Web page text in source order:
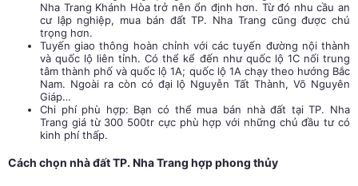
Nha Trang Khánh Hòa trở nên ổn định hơn. Từ đó nhu cầu an
cư lập nghiệp, mua bán đất TP. Nha Trang cũng được chú
trọng hơn.
Tuyến giao thông hoàn chỉnh với các tuyến đường nội thành
và quốc lộ liên tỉnh. Có thể kể đến như quốc lộ 1C nối trung
tâm thành phố và quốc lộ 1A; quốc lộ 1A chạy theo hướng Bắc
Nam. Ngoài ra còn có đại lộ Nguyễn Tất Thành, Võ Nguyên
Giáp…
Chi phí phù hợp: Bạn có thể mua bán nhà đất tại TP. Nha
Trang giá từ 300 500tr cực phù hợp với những chủ đầu tư có
kinh phí thấp.
Cách chọn nhà đất TP. Nha Trang hợp phong thủy